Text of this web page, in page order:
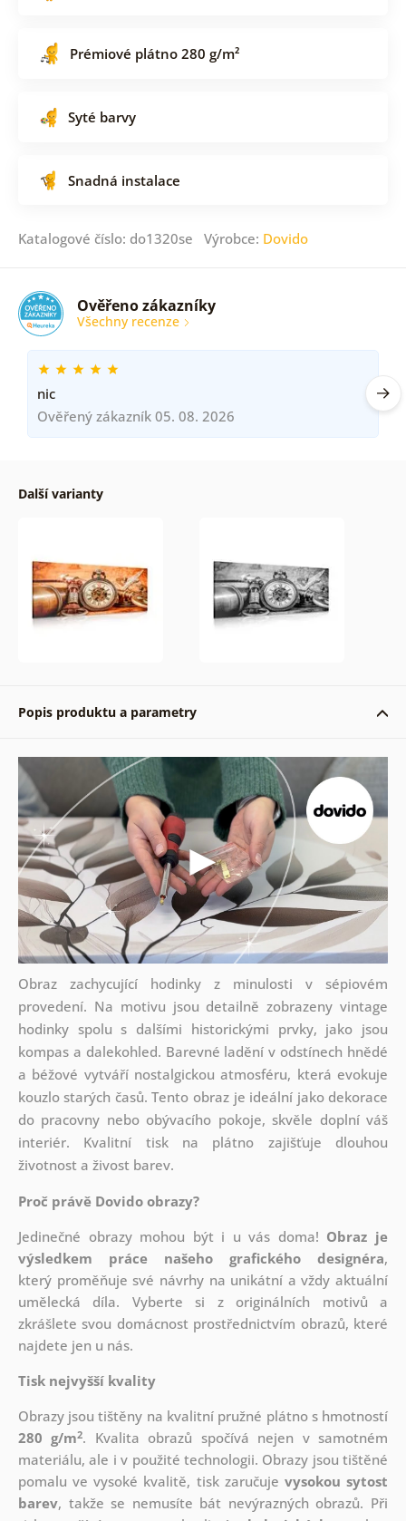
Prémiové plátno 280 g/m²
Syté barvy
Snadná instalace
Katalogové číslo: do1320se Výrobce: Dovido
Ověřeno zákazníky
Všechny recenze
nic
Ověřený zákazník 05. 08. 2026
Další varianty
Popis produktu a parametry
Obraz zachycující hodinky z minulosti v sépiovém
provedení. Na motivu jsou detailně zobrazeny vintage
hodinky spolu s dalšími historickými prvky, jako jsou
kompas a dalekohled. Barevné ladění v odstínech hnědé
a béžové vytváří nostalgickou atmosféru, která evokuje
kouzlo starých časů. Tento obraz je ideální jako dekorace
do pracovny nebo obývacího pokoje, skvěle doplní váš
interiér. Kvalitní tisk na plátno zajišťuje dlouhou
životnost a živost barev.
Proč právě Dovido obrazy?
Jedinečné obrazy mohou být i u vás doma! Obraz je
výsledkem práce našeho grafického designéra,
který proměňuje své návrhy na unikátní a vždy aktuální
umělecká díla. Vyberte si z originálních motivů a
zkrášlete svou domácnost prostřednictvím obrazů, které
najdete jen u nás.
Tisk nejvyšší kvality
Obrazy jsou tištěny na kvalitní pružné plátno s hmotností
280 g/m2. Kvalita obrazů spočívá nejen v samotném
materiálu, ale i v použité technologii. Obrazy jsou tištěné
pomalu ve vysoké kvalitě, tisk zaručuje vysokou sytost
barev, takže se nemusíte bát nevýrazných obrazů. Při